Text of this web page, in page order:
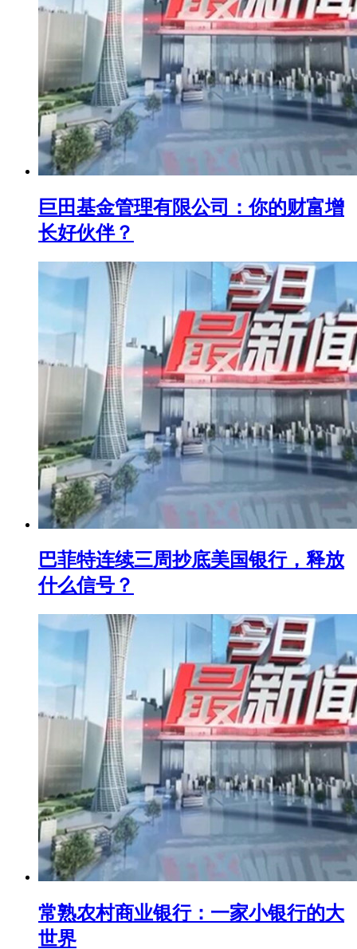
巨田基金管理有限公司：你的财富增
长好伙伴？
巴菲特连续三周抄底美国银行，释放
什么信号？
常熟农村商业银行：一家小银行的大
世界